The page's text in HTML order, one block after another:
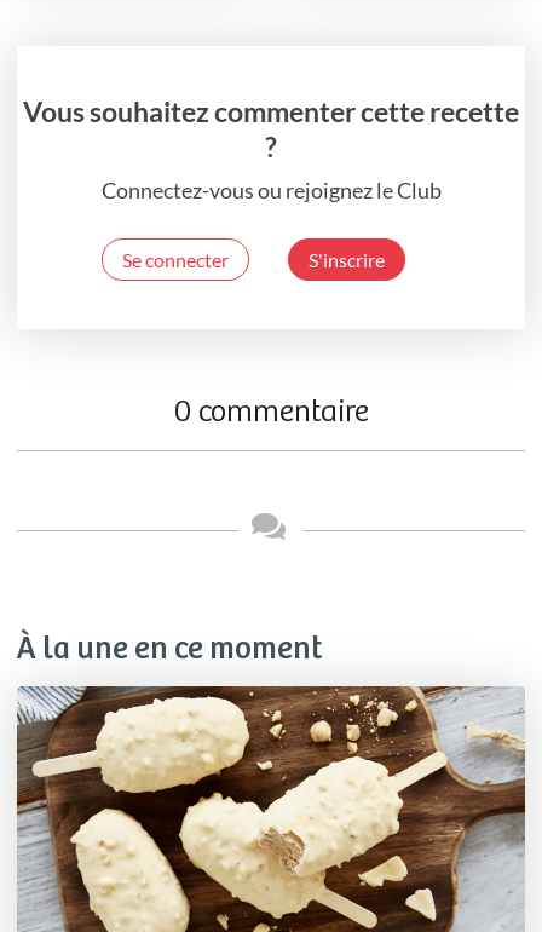
Vous souhaitez commenter cette recette
?
Connectez-vous ou rejoignez le Club
Se connecter S'inscrire
0 commentaire
À la une en ce moment